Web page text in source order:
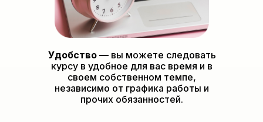
Удобство —вы можете следовать
курсу в удобное для вас время и в
своем собственном темпе,
независимо от графика работы и
прочих обязанностей.